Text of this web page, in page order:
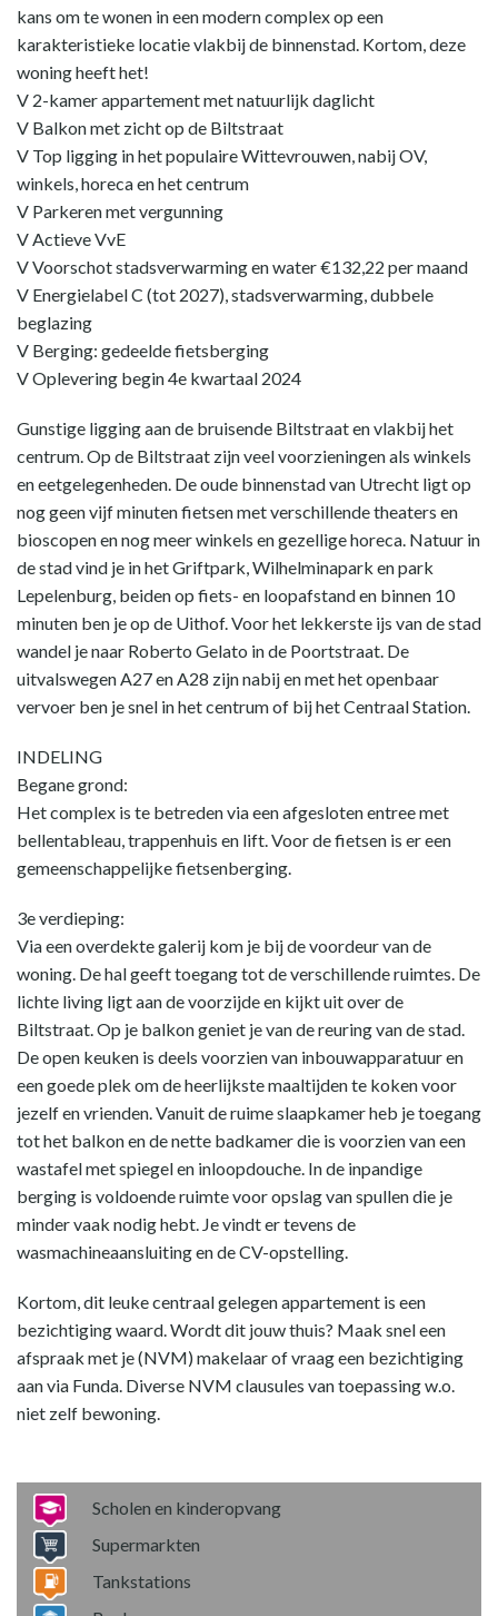
kans om te wonen in een modern complex op een
karakteristieke locatie vlakbij de binnenstad. Kortom, deze
woning heeft het!
V 2-kamer appartement met natuurlijk daglicht
V Balkon met zicht op de Biltstraat
V Top ligging in het populaire Wittevrouwen, nabij OV,
winkels, horeca en het centrum
V Parkeren met vergunning
V Actieve VvE
V Voorschot stadsverwarming en water €132,22 per maand
V Energielabel C (tot 2027), stadsverwarming, dubbele
beglazing
V Berging: gedeelde fietsberging
V Oplevering begin 4e kwartaal 2024
Gunstige ligging aan de bruisende Biltstraat en vlakbij het
centrum. Op de Biltstraat zijn veel voorzieningen als winkels
en eetgelegenheden. De oude binnenstad van Utrecht ligt op
nog geen vijf minuten fietsen met verschillende theaters en
bioscopen en nog meer winkels en gezellige horeca. Natuur in
de stad vind je in het Griftpark, Wilhelminapark en park
Lepelenburg, beiden op fiets- en loopafstand en binnen 10
minuten ben je op de Uithof. Voor het lekkerste ijs van de stad
wandel je naar Roberto Gelato in de Poortstraat. De
uitvalswegen A27 en A28 zijn nabij en met het openbaar
vervoer ben je snel in het centrum of bij het Centraal Station.
INDELING
Begane grond:
Het complex is te betreden via een afgesloten entree met
bellentableau, trappenhuis en lift. Voor de fietsen is er een
gemeenschappelijke fietsenberging.
3e verdieping:
Via een overdekte galerij kom je bij de voordeur van de
woning. De hal geeft toegang tot de verschillende ruimtes. De
lichte living ligt aan de voorzijde en kijkt uit over de
Biltstraat. Op je balkon geniet je van de reuring van de stad.
De open keuken is deels voorzien van inbouwapparatuur en
een goede plek om de heerlijkste maaltijden te koken voor
jezelf en vrienden. Vanuit de ruime slaapkamer heb je toegang
tot het balkon en de nette badkamer die is voorzien van een
wastafel met spiegel en inloopdouche. In de inpandige
berging is voldoende ruimte voor opslag van spullen die je
minder vaak nodig hebt. Je vindt er tevens de
wasmachineaansluiting en de CV-opstelling.
Kortom, dit leuke centraal gelegen appartement is een
bezichtiging waard. Wordt dit jouw thuis? Maak snel een
afspraak met je (NVM) makelaar of vraag een bezichtiging
aan via Funda. Diverse NVM clausules van toepassing w.o.
niet zelf bewoning.
Scholen en kinderopvang
Supermarkten
Tankstations